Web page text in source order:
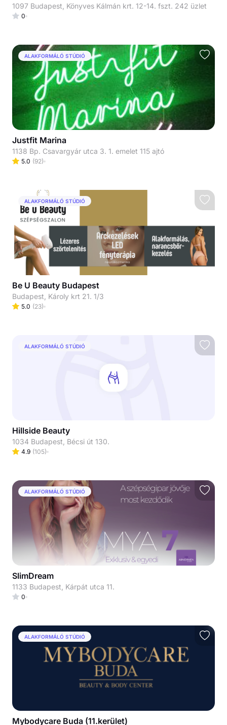
1097 Budapest, Könyves Kálmán krt. 12-14. fszt. 242 üzlet
0
ALAKFORMÁLÓ STÚDIÓ
Justfit Marina
1138 Bp. Csavargyár utca 3. 1. emelet 115 ajtó
5.0 (92)
ALAKFORMÁLÓ STÚDIÓ
Be U Beauty Budapest
Budapest, Károly krt 21. 1/3
5.0 (23)
ALAKFORMÁLÓ STÚDIÓ
Hillside Beauty
1034 Budapest, Bécsi út 130.
4.9 (105)
ALAKFORMÁLÓ STÚDIÓ
SlimDream
1133 Budapest, Kárpát utca 11.
0
ALAKFORMÁLÓ STÚDIÓ
Mybodycare Buda (11.kerület)